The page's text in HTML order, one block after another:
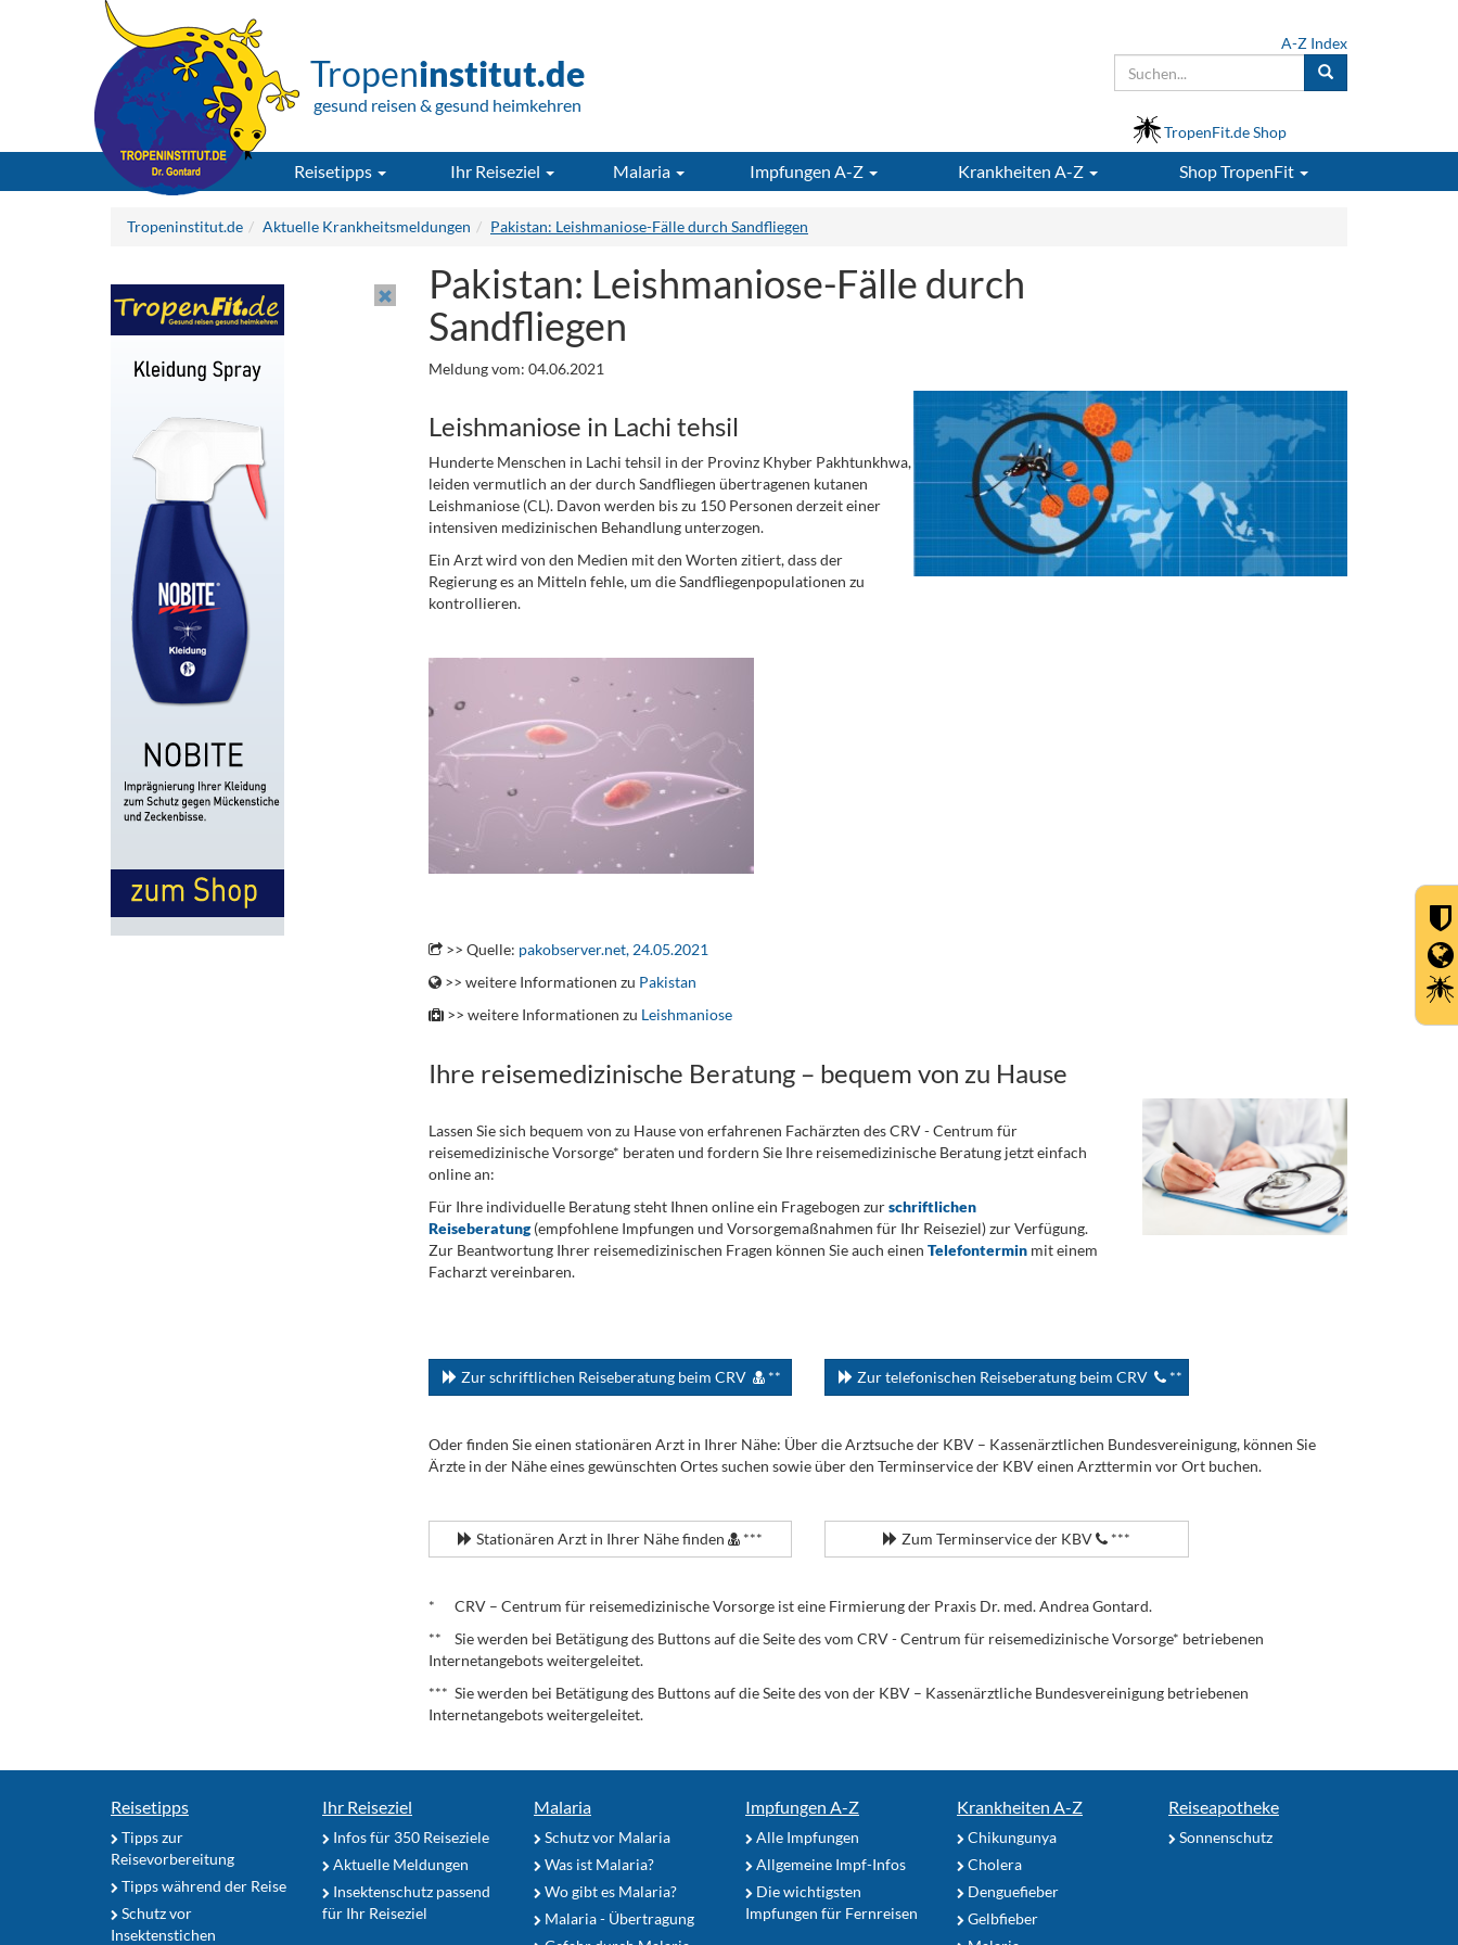
Tropeninstitut.de
gesund reisen & gesund heimkehren
A-Z Index
TropenFit.de Shop
Reisetipps Ihr Reiseziel Malaria Impfungen A-Z Krankheiten A-Z ShopTropenFit
Tropeninstitut.de Aktuelle Krankheitsmeldungen Pakistan: Leishmaniose-Fälle durch Sandfliegen
Pakistan: Leishmaniose-Fälle durch
Sandfliegen
Meldung vom: 04.06.2021
Leishmaniose in Lachi tehsil
Hunderte Menschen in Lachi tehsil in der Provinz Khyber Pakhtunkhwa,
leiden vermutlich an der durch Sandfliegen übertragenen kutanen
Leishmaniose (CL). Davon werden bis zu 150 Personen derzeit einer
intensiven medizinischen Behandlung unterzogen.
Ein Arzt wird von den Medien mit den Worten zitiert, dass der
Regierung es an Mitteln fehle, um die Sandfliegenpopulationen zu
kontrollieren.
>> Quelle: pakobserver.net, 24.05.2021
>> weitere Informationen zu Pakistan
>> weitere Informationen zu Leishmaniose
Ihre reisemedizinische Beratung – bequem von zu Hause
Lassen Sie sich bequem von zu Hause von erfahrenen Fachärzten des CRV - Centrum für
reisemedizinische Vorsorge* beraten und fordern Sie Ihre reisemedizinische Beratung jetzt einfach
online an:
Für Ihre individuelle Beratung steht Ihnen online ein Fragebogen zurschriftlichen
Reiseberatung(empfohlene Impfungen und Vorsorgemaßnahmen für Ihr Reiseziel) zur Verfügung.
Zur Beantwortung Ihrer reisemedizinischen Fragen können Sie auch einen Telefonterminmit einem
Facharzt vereinbaren.
Zur schriftlichen Reiseberatung beim CRV ** Zur telefonischen Reiseberatung beim CRV **
Oder finden Sie einen stationären Arzt in Ihrer Nähe: Über die Arztsuche der KBV – Kassenärztlichen Bundesvereinigung, können Sie
Ärzte in der Nähe eines gewünschten Ortes suchen sowie über den Terminservice der KBV einen Arzttermin vor Ort buchen.
Stationären Arzt in Ihrer Nähe finden *** Zum Terminservice der KBV ***
* CRV – Centrum für reisemedizinische Vorsorge ist eine Firmierung der Praxis Dr. med. Andrea Gontard.
** Sie werden bei Betätigung des Buttons auf die Seite des vom CRV - Centrum für reisemedizinische Vorsorge* betriebenen
Internetangebots weitergeleitet.
*** Sie werden bei Betätigung des Buttons auf die Seite des von der KBV – Kassenärztliche Bundesvereinigung betriebenen
Internetangebots weitergeleitet.
Reisetipps
Tipps zur
Reisevorbereitung
Tipps während der Reise
Schutz vor
Insektenstichen
Ihr Reiseziel
Infos für 350 Reiseziele
Aktuelle Meldungen
Insektenschutz passend
für Ihr Reiseziel
Malaria
Schutz vor Malaria
Was ist Malaria?
Wo gibt es Malaria?
Malaria - Übertragung
Impfungen A-Z
Alle Impfungen
Allgemeine Impf-Infos
Die wichtigsten
Impfungen für Fernreisen
Krankheiten A-Z
Chikungunya
Cholera
Denguefieber
Gelbfieber
Reiseapotheke
Sonnenschutz